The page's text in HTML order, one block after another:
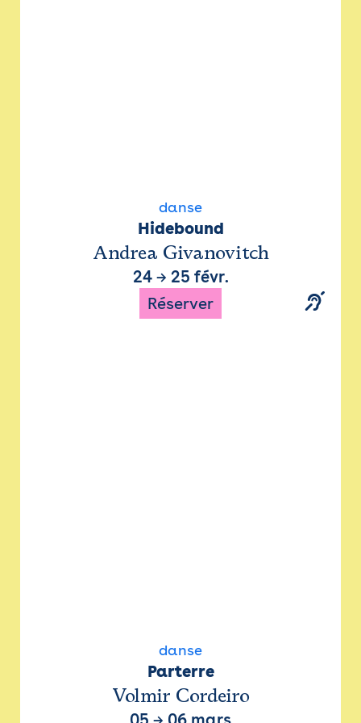
danse
Hidebound
Andrea Givanovitch
24→ 25 févr.
Réserver
danse
Parterre
Volmir Cordeiro